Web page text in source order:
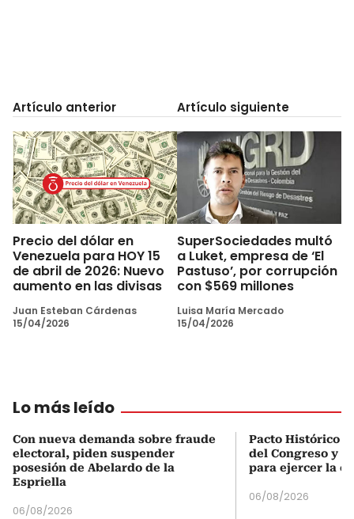
Artículo anterior
Precio del dólar en
Venezuela para HOY 15
de abril de 2026: Nuevo
aumento en las divisas
Juan Esteban Cárdenas
15/04/2026
Artículo siguiente
SuperSociedades multó
a Luket, empresa de ‘El
Pastuso’, por corrupción
con $569 millones
Luisa María Mercado
15/04/2026
Lo más leído
Con nueva demanda sobre fraude
electoral, piden suspender
posesión de Abelardo de la
Espriella
06/08/2026
Pacto Histórico
del Congreso y
para ejercer la
06/08/2026